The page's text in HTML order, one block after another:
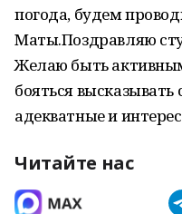
погода, будем
Маты.Поздравляю
Желаю быть
бояться высказывать
адекватные и
Читайте нас